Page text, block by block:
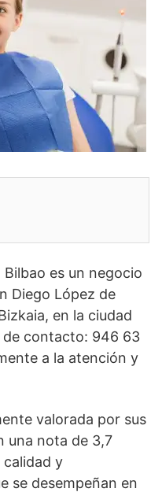
es un negocio
Diego López de
en la ciudad
de contacto: 946 63
a la atención y
valorada por sus
una nota de 3,7
calidad y
se desempeñan en